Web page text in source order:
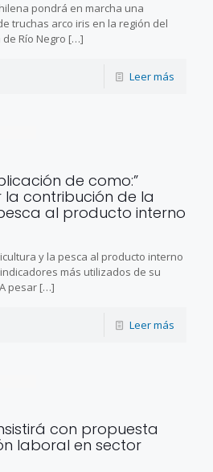
pondrá en marcha una
truchas arco iris en la región del
Río Negro […]
Leer más
de como:”
la contribución de la
al producto interno
y la pesca al producto interno
más utilizados de su
pesar […]
Leer más
con propuesta
laboral en sector